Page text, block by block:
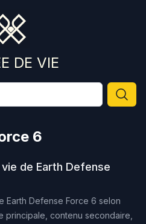
DE VIE
6
de Earth Defense
Earth Defense Force 6 selon
principale, contenu secondaire,